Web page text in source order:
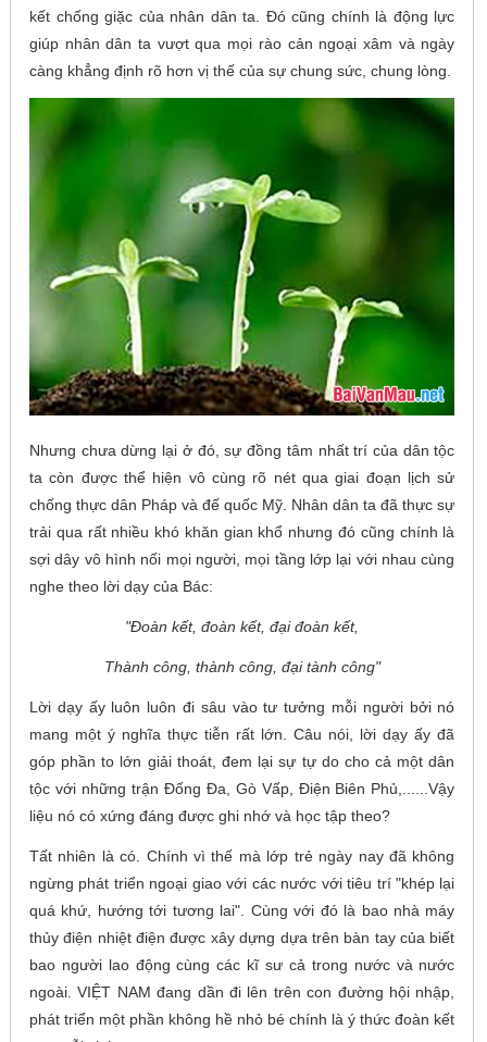
kết chống giặc của nhân dân ta. Đó cũng chính là động lực
giúp nhân dân ta vượt qua mọi rào cản ngoại xâm và ngày
càng khẳng định rõ hơn vị thế của sự chung sức, chung lòng.
Nhưng chưa dừng lại ở đó, sự đồng tâm nhất trí của dân tộc
ta còn được thể hiện vô cùng rõ nét qua giai đoạn lịch sử
chống thực dân Pháp và đế quốc Mỹ. Nhân dân ta đã thực sự
trải qua rất nhiều khó khăn gian khổ nhưng đó cũng chính là
sợi dây vô hình nối mọi người, mọi tầng lớp lại với nhau cùng
nghe theo lời dạy của Bác:
"Đoàn kết, đoàn kết, đại đoàn kết,
Thành công, thành công, đại tành công"
Lời dạy ấy luôn luôn đi sâu vào tư tưởng mỗi người bởi nó
mang một ý nghĩa thực tiễn rất lớn. Câu nói, lời dạy ấy đã
góp phần to lớn giải thoát, đem lại sự tự do cho cả một dân
tộc với những trận Đống Đa, Gò Vấp, Điện Biên Phủ,......Vậy
liệu nó có xứng đáng được ghi nhớ và học tập theo?
Tất nhiên là có. Chính vì thế mà lớp trẻ ngày nay đã không
ngừng phát triển ngoại giao với các nước với tiêu trí "khép lại
quá khứ, hướng tới tương lai". Cùng với đó là bao nhà máy
thủy điện nhiệt điện được xây dựng dựa trên bàn tay của biết
bao người lao động cùng các kĩ sư cả trong nước và nước
ngoài. VIỆT NAM đang dần đi lên trên con đường hội nhập,
phát triển một phần không hề nhỏ bé chính là ý thức đoàn kết